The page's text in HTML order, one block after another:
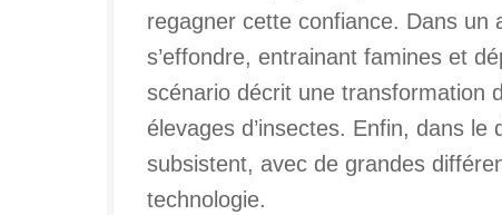
regagner cette confiance. Dans un
s’effondre, entrainant famines et
scénario décrit une transformation
élevages d’insectes. Enfin, dans
subsistent, avec de grandes
technologie.